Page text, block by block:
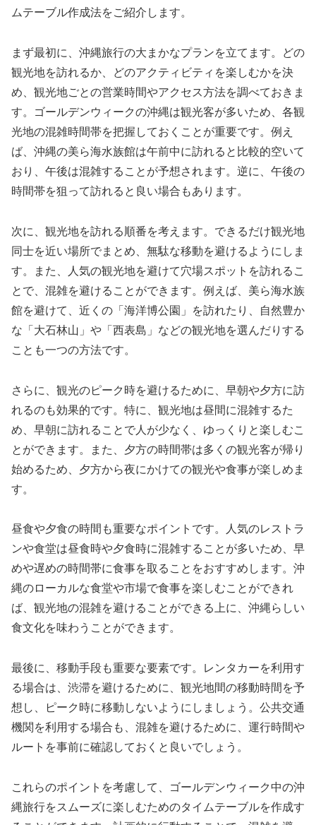
ムテーブル作成法をご紹介します。
まず最初に、沖縄旅行の大まかなプランを立てます。どの
観光地を訪れるか、どのアクティビティを楽しむかを決
め、観光地ごとの営業時間やアクセス方法を調べておきま
す。ゴールデンウィークの沖縄は観光客が多いため、各観
光地の混雑時間帯を把握しておくことが重要です。例え
ば、沖縄の美ら海水族館は午前中に訪れると比較的空いて
おり、午後は混雑することが予想されます。逆に、午後の
時間帯を狙って訪れると良い場合もあります。
次に、観光地を訪れる順番を考えます。できるだけ観光地
同士を近い場所でまとめ、無駄な移動を避けるようにしま
す。また、人気の観光地を避けて穴場スポットを訪れるこ
とで、混雑を避けることができます。例えば、美ら海水族
館を避けて、近くの「海洋博公園」を訪れたり、自然豊か
な「大石林山」や「西表島」などの観光地を選んだりする
ことも一つの方法です。
さらに、観光のピーク時を避けるために、早朝や夕方に訪
れるのも効果的です。特に、観光地は昼間に混雑するた
め、早朝に訪れることで人が少なく、ゆっくりと楽しむこ
とができます。また、夕方の時間帯は多くの観光客が帰り
始めるため、夕方から夜にかけての観光や食事が楽しめま
す。
昼食や夕食の時間も重要なポイントです。人気のレストラ
ンや食堂は昼食時や夕食時に混雑することが多いため、早
めや遅めの時間帯に食事を取ることをおすすめします。沖
縄のローカルな食堂や市場で食事を楽しむことができれ
ば、観光地の混雑を避けることができる上に、沖縄らしい
食文化を味わうことができます。
最後に、移動手段も重要な要素です。レンタカーを利用す
る場合は、渋滞を避けるために、観光地間の移動時間を予
想し、ピーク時に移動しないようにしましょう。公共交通
機関を利用する場合も、混雑を避けるために、運行時間や
ルートを事前に確認しておくと良いでしょう。
これらのポイントを考慮して、ゴールデンウィーク中の沖
縄旅行をスムーズに楽しむためのタイムテーブルを作成す